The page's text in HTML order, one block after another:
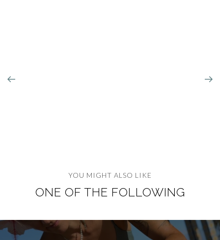
YOU MIGHT ALSO LIKE
ONE OF THE FOLLOWING